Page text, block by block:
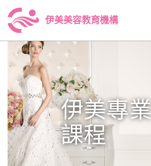
伊美美容教育機構
伊美專業
課程